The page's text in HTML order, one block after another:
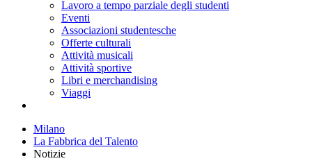
Lavoro a tempo parziale degli studenti
Eventi
Associazioni studentesche
Offerte culturali
Attività musicali
Attività sportive
Libri e merchandising
Viaggi
Milano
La Fabbrica del Talento
Notizie